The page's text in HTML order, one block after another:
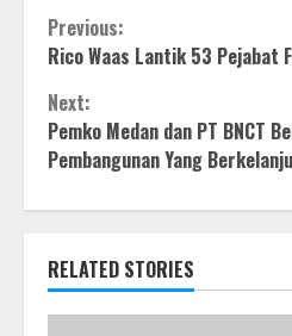
Continue
Reading
Previous:
Rico Waas Lantik 53 Pejabat
Next:
Pemko Medan dan PT BNCT
Pembangunan Yang
RELATED STORIES